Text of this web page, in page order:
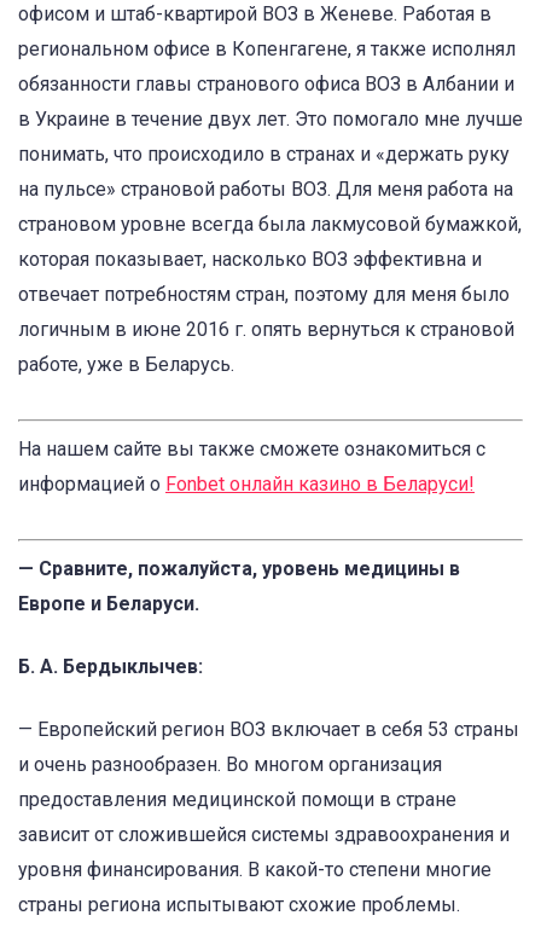
офисом и штаб-квартирой ВОЗ в Женеве. Работая в
региональном офисе в Копенгагене, я также исполнял
обязанности главы странового офиса ВОЗ в Албании и
в Украине в течение двух лет. Это помогало мне лучше
понимать, что происходило в странах и «держать руку
на пульсе» страновой работы ВОЗ. Для меня работа на
страновом уровне всегда была лакмусовой бумажкой,
которая показывает, насколько ВОЗ эффективна и
отвечает потребностям стран, поэтому для меня было
логичным в июне 2016 г. опять вернуться к страновой
работе, уже в Беларусь.
На нашем сайте вы также сможете ознакомиться с
информацией о Fonbet онлайн казино в Беларуси!
— Сравните, пожалуйста, уровень медицины в
Европе и Беларуси.
Б. А. Бердыклычев:
— Европейский регион ВОЗ включает в себя 53 страны
и очень разнообразен. Во многом организация
предоставления медицинской помощи в стране
зависит от сложившейся системы здравоохранения и
уровня финансирования. В какой-то степени многие
страны региона испытывают схожие проблемы.